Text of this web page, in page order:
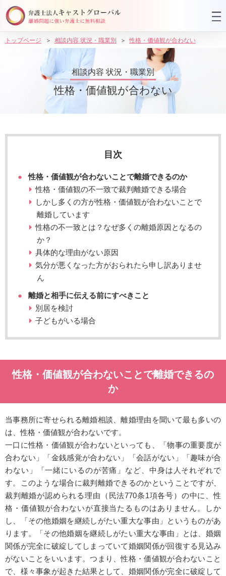
トップページ 相談内容 状況・職業別 性格・価値観が合わない
相談内容 状況・職業別
性格・価値観が合わない
目次
性格・価値観が合わないことで離婚できるのか
性格・価値観の不一致で裁判離婚できる場合
しかし多くの方が性格・価値観が合わないことで
離婚しています
性格の不一致とは？なぜ多くの離婚原因となるの
か？
具体的な理由がない原因
気分が悪くなった方がおられたら申し訳ありませ
ん
離婚と相手に伝える前にすべきこと
別居を検討
子どもがいる場合
性格・価値観が合わないことで離婚できるの
か
当事務所に寄せられる離婚相談、離婚理由を聞いて最も多いの
は、性格・価値観が合わないです。
一口に性格・価値観が合わないといっても、「物事の重要度が
合わない」「金銭感覚が合わない」「会話がない」「趣味が合
わない」「一緒にいるのが苦痛」など、中身は人それぞれで
す。このような場合に裁判離婚できるのかということですが、
裁判離婚が認められる理由（民法770条1項各号）の中に、性
格・価値観が合わないが直接当たるものはありません。しか
し、「その他婚姻を継続しがたい重大な事由」というものがあ
ります。「その他婚姻を継続しがたい重大な事由」とは、婚姻
関係が完全に破綻してしまっていて婚姻関係が回復する見込み
がないことをいいます。つまり、性格・価値観が合わないこと
で、様々事象が起きた結果として、婚姻関係が完全に破綻して